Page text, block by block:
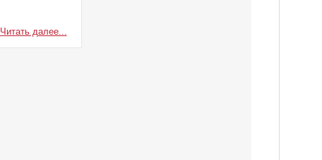
Читать далее...